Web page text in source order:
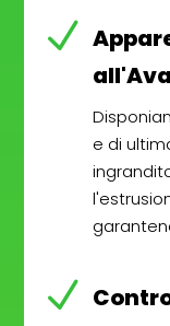
N
e di
N